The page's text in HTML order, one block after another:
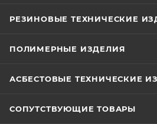
РЕЗИНОВЫЕ ТЕХНИЧЕСКИЕ
ПОЛИМЕРНЫЕ ИЗДЕЛИЯ
АСБЕСТОВЫЕ ТЕХНИЧЕСКИЕ
СОПУТСТВУЮЩИЕ ТОВАРЫ